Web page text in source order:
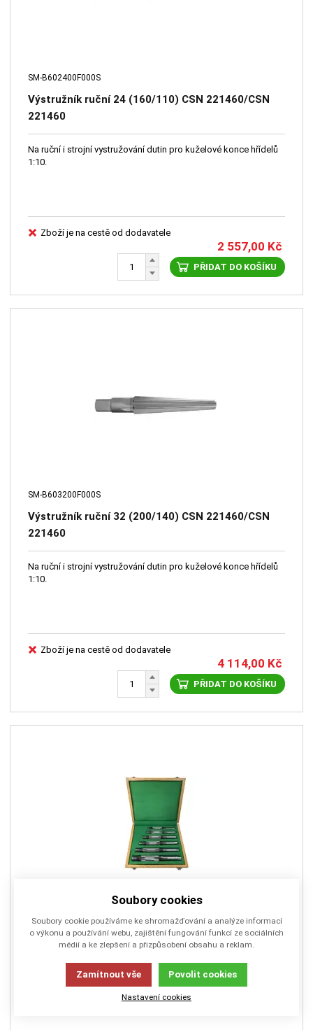
SM-B602400F000S
Výstružník ruční 24 (160/110) CSN 221460/CSN
221460
Na ruční i strojní vystružování dutin pro kuželové konce hřídelů
1:10.
Zboží je na cestě od dodavatele
2 557,00 Kč
PŘIDAT DO KOŠÍKU
SM-B603200F000S
Výstružník ruční 32 (200/140) CSN 221460/CSN
221460
Na ruční i strojní vystružování dutin pro kuželové konce hřídelů
1:10.
Zboží je na cestě od dodavatele
4 114,00 Kč
PŘIDAT DO KOŠÍKU
Sada výstružníků stavitelných - ruční 13,75-24,00
mm sada ST-6 bez vodicího pouzdra ČSN 221424
(cena orientační/na poptávku)
Soubory cookies
Soubory cookie používáme ke shromažďování a analýze informací
o výkonu a používání webu, zajištění fungování funkcí ze sociálních
médií a ke zlepšení a přizpůsobení obsahu a reklam.
Zamítnout vše Povolit cookies
Nastavení cookies